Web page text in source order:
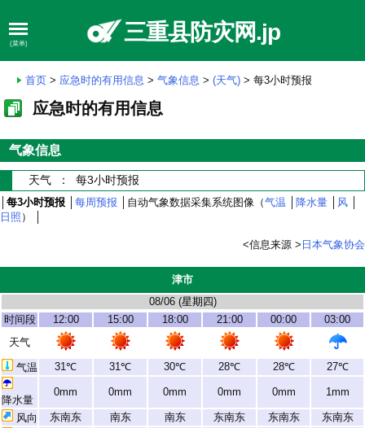
(菜单) 三重县防灾网.jp
首页 > 应急时的有用信息 > 气象信息 > (天气) > 每3小时预报
应急时的有用信息
气象信息
天气 ： 每3小时预报
每3小时预报 每周预报 │自动气象数据采集系统图像（气温 降水量 风
日照 ） │
<信息来源 > 日本气象协会
津市
08/06 (星期四)
时间段
12:00 15:00 18:00 21:00 00:00
03:00
天气
气温 31℃ 31℃ 30℃ 28℃ 28℃ 27℃
降水量
0mm 0mm 0mm 0mm 0mm 1mm
风向 东南东 南东 南东 东南东 东南东
东南东